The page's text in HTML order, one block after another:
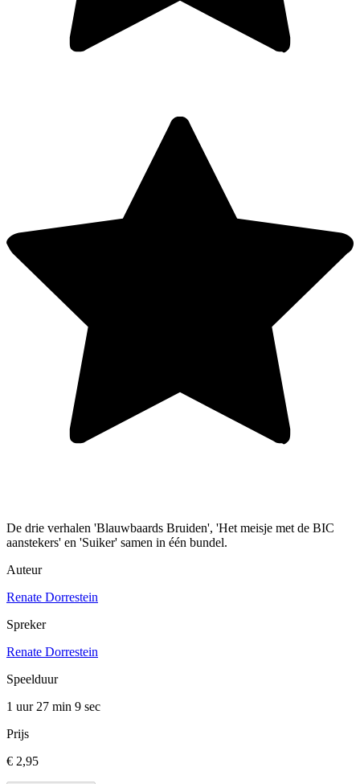
De drie verhalen 'Blauwbaards Bruiden', 'Het meisje met de BIC
aanstekers' en 'Suiker' samen in één bundel.
Auteur
Renate Dorrestein
Spreker
Renate Dorrestein
Speelduur
1 uur 27 min 9 sec
Prijs
€ 2,95